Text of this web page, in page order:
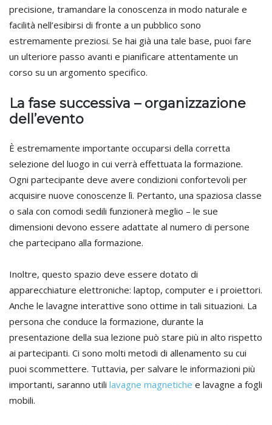
precisione, tramandare la conoscenza in modo naturale e
facilità nell’esibirsi di fronte a un pubblico sono
estremamente preziosi. Se hai già una tale base, puoi fare
un ulteriore passo avanti e pianificare attentamente un
corso su un argomento specifico.
La fase successiva – organizzazione
dell’evento
È estremamente importante occuparsi della corretta
selezione del luogo in cui verrà effettuata la formazione.
Ogni partecipante deve avere condizioni confortevoli per
acquisire nuove conoscenze lì. Pertanto, una spaziosa classe
o sala con comodi sedili funzionerà meglio – le sue
dimensioni devono essere adattate al numero di persone
che partecipano alla formazione.
Inoltre, questo spazio deve essere dotato di
apparecchiature elettroniche: laptop, computer e i proiettori.
Anche le lavagne interattive sono ottime in tali situazioni. La
persona che conduce la formazione, durante la
presentazione della sua lezione può stare più in alto rispetto
ai partecipanti. Ci sono molti metodi di allenamento su cui
puoi scommettere. Tuttavia, per salvare le informazioni più
importanti, saranno utili lavagne magnetiche e lavagne a fogli
mobili.